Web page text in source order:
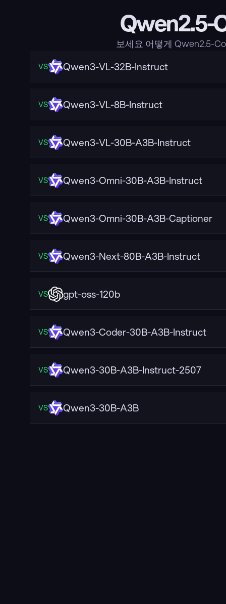
Qwen2.5-
보세요 어떻게 Qwen2.5-
VS Qwen3-VL-32B-Instruct
VS Qwen3-VL-8B-Instruct
VS Qwen3-VL-30B-A3B-Instruct
VS Qwen3-Omni-30B-A3B-Instruct
VS Qwen3-Omni-30B-A3B-Captioner
VS Qwen3-Next-80B-A3B-Instruct
VS gpt-oss-120b
VS Qwen3-Coder-30B-A3B-Instruct
VS Qwen3-30B-A3B-Instruct-2507
VS Qwen3-30B-A3B